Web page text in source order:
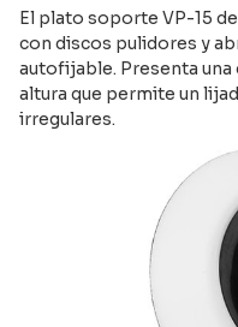
El plato soporte VP-15
con discos pulidores y
autofijable. Presenta una
altura que permite un
irregulares.